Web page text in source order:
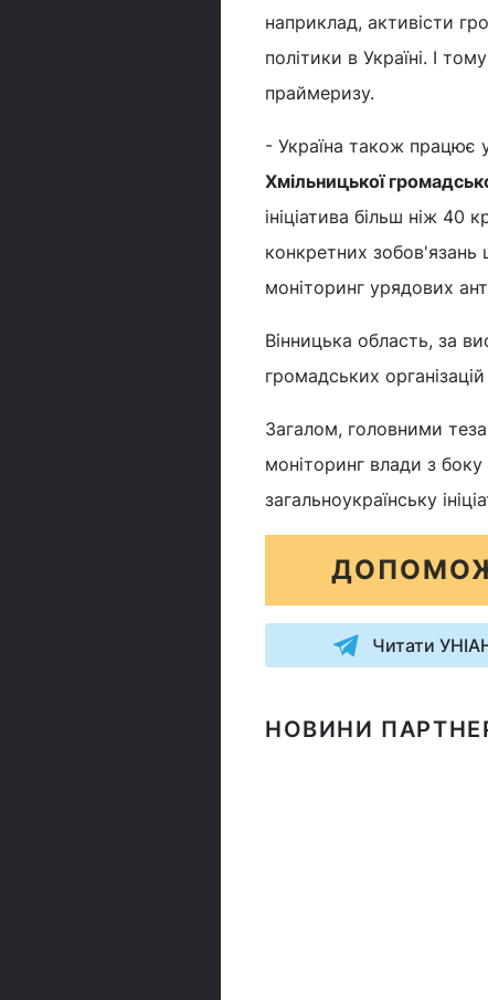
наприклад, активісти
політики в Україні. І
праймеризу.
- Україна також працює
Хмільницької
ініціатива більш ніж 40
конкретних
моніторинг урядових
Вінницька область, за
громадських
Загалом, головними
моніторинг влади з
загальноукраїнську
Читати
НОВИНИ